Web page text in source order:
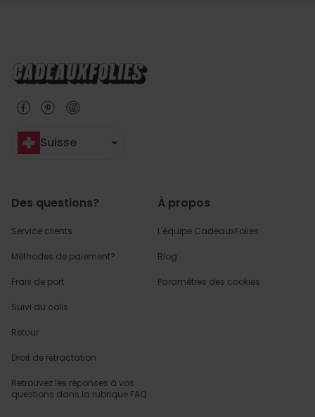
Suisse
Des questions?
Service clients
Méthodes de paiement?
Frais de port
Suivi du colis
Retour
Droit de rétractation
Retrouvez les réponses à vos
questions dans la rubrique FAQ.
À propos
L'équipe CadeauxFolies
Blog
Paramètres des cookies